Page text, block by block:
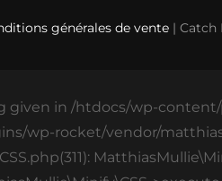
générales de vente| Catch
given in /htdocs/wp-
wp-rocket/vendor/